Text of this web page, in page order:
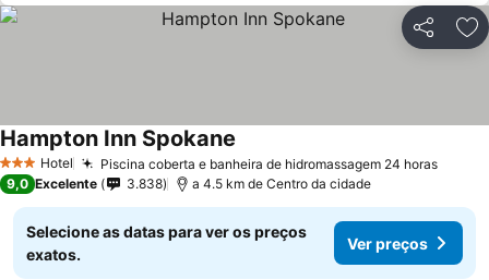
Partilhar
3 EstrelasHotel Piscina coberta e banheira de hidromassagem 24 horas
Hampton Inn Spokane
9,0 Excelente 3.838 a 4.5 km de Centro da cidade
Selecione as datas para ver os preços
exatos.
Ver preços